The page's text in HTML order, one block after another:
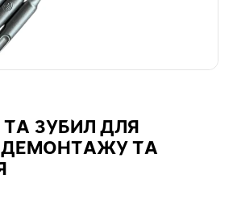
ТА ЗУБИЛ ДЛЯ
ТА